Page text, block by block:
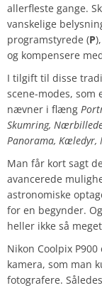
allerfleste gange.
vanskelige
programstyrede (P
og kompensere
I tilgift til disse
scene-modes, som
nævner i flæng
Skumring,
Panorama, Kæledyr,
Man får kort sagt
avancerede
astronomiske
for en begynder.
heller ikke så
Nikon Coolpix
kamera, som man
fotografere.